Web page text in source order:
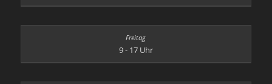
9 - 17 Uhr